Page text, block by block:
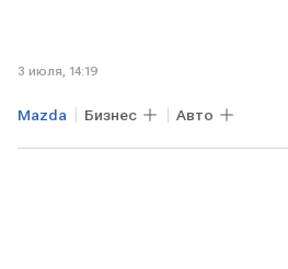
3 июля, 14:19
Mazda Бизнес Авто